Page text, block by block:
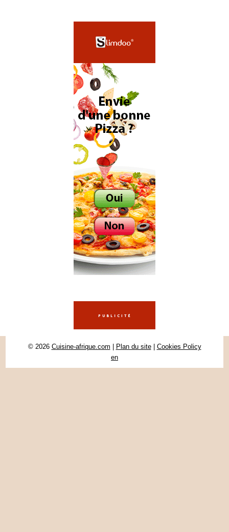
© 2026 Cuisine-afrique.com Plan du site| Cookies Policy
en